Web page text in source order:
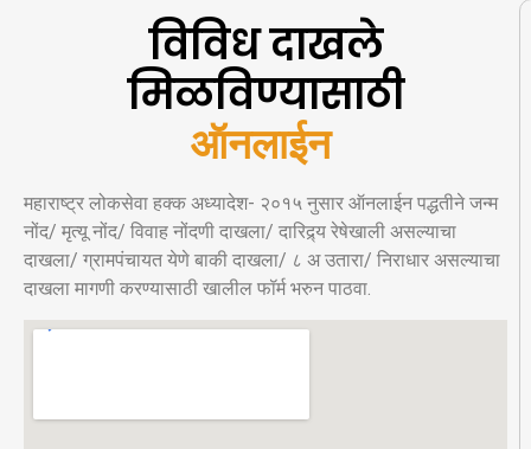
विविध दाखले
मिळविण्यासाठी
ऑनलईन अ
महाराष्ट्र लोकसेवा हक्क अध्यादेश- २०१५ नुसार ऑनलाईन पद्धतीने जन्म
नोंद/ मृत्यू नोंद/ विवाह नोंदणी दाखला/ दारिद्र्य रेषेखाली असल्याचा
दाखला/ ग्रामपंचायत येणे बाकी दाखला/ ८ अ उतारा/ निराधार असल्याचा
दाखला मागणी करण्यासाठी खालील फॉर्म भरुन पाठवा.